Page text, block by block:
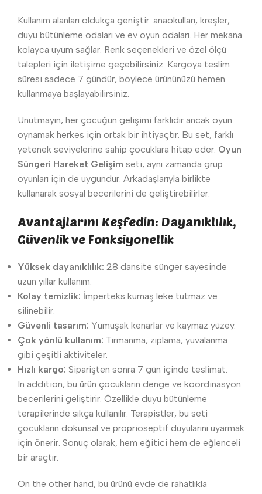
Kullanım alanları oldukça geniştir: anaokulları, kreşler,
duyu bütünleme odaları ve ev oyun odaları. Her mekana
kolayca uyum sağlar. Renk seçenekleri ve özel ölçü
talepleri için iletişime geçebilirsiniz. Kargoya teslim
süresi sadece 7 gündür, böylece ürününüzü hemen
kullanmaya başlayabilirsiniz.
Unutmayın, her çocuğun gelişimi farklıdır ancak oyun
oynamak herkes için ortak bir ihtiyaçtır. Bu set, farklı
yetenek seviyelerine sahip çocuklara hitap eder. Oyun
Süngeri Hareket Gelişim seti, aynı zamanda grup
oyunları için de uygundur. Arkadaşlarıyla birlikte
kullanarak sosyal becerilerini de geliştirebilirler.
Avantajlarını Keşfedin: Dayanıklılık,
Güvenlik ve Fonksiyonellik
Yüksek dayanıklılık: 28 dansite sünger sayesinde
uzun yıllar kullanım.
Kolay temizlik: İmperteks kumaş leke tutmaz ve
silinebilir.
Güvenli tasarım: Yumuşak kenarlar ve kaymaz yüzey.
Çok yönlü kullanım: Tırmanma, zıplama, yuvalanma
gibi çeşitli aktiviteler.
Hızlı kargo: Siparişten sonra 7 gün içinde teslimat.
In addition, bu ürün çocukların denge ve koordinasyon
becerilerini geliştirir. Özellikle duyu bütünleme
terapilerinde sıkça kullanılır. Terapistler, bu seti
çocukların dokunsal ve proprioseptif duyularını uyarmak
için önerir. Sonuç olarak, hem eğitici hem de eğlenceli
bir araçtır.
On the other hand, bu ürünü evde de rahatlıkla